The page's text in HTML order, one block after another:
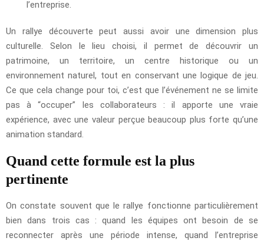
l’entreprise.
Un rallye découverte peut aussi avoir une dimension plus
culturelle. Selon le lieu choisi, il permet de découvrir un
patrimoine, un territoire, un centre historique ou un
environnement naturel, tout en conservant une logique de jeu.
Ce que cela change pour toi, c’est que l’événement ne se limite
pas à “occuper” les collaborateurs : il apporte une vraie
expérience, avec une valeur perçue beaucoup plus forte qu’une
animation standard.
Quand cette formule est la plus
pertinente
On constate souvent que le rallye fonctionne particulièrement
bien dans trois cas : quand les équipes ont besoin de se
reconnecter après une période intense, quand l’entreprise